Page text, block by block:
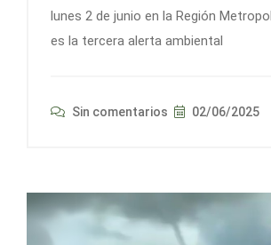
lunes 2 de junio en la Región
es la tercera alerta ambiental
Sin comentarios 02/06/2025